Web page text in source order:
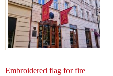
Embroidered flag for fire